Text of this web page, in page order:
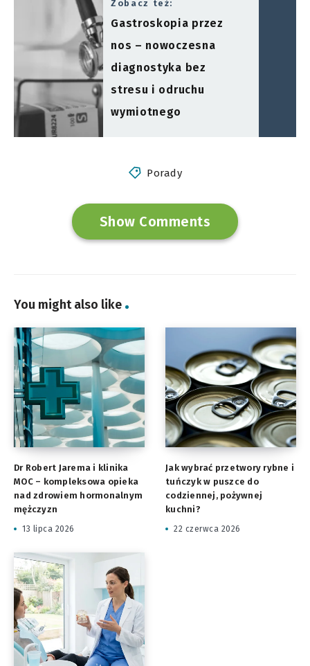
Zobacz też:
Gastroskopia przez
nos – nowoczesna
diagnostyka bez
stresu i odruchu
wymiotnego
Porady
Show Comments
You might also like
Dr Robert Jarema i klinika
MOC – kompleksowa opieka
nad zdrowiem hormonalnym
mężczyzn
13 lipca 2026
Jak wybrać przetwory rybne i
tuńczyk w puszce do
codziennej, pożywnej
kuchni?
22 czerwca 2026